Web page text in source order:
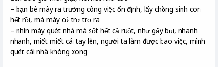
– bạn bè mày ra trường công việc ổn định, lấy chồng sinh con
hết rồi, mà mày cứ trơ trơ ra
– nhìn mày quét nhà mà sốt hết cả ruột, như gẩy bụi, nhanh
nhanh, miết miết cái tay lên, người ta làm được bao việc, mình
quét cái nhà không xong